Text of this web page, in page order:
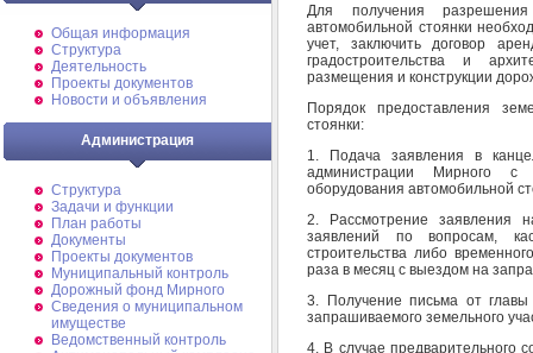
Общая информация
Структура
Деятельность
Проекты документов
Новости и объявления
Администрация
Структура
Задачи и функции
План работы
Документы
Проекты документов
Муниципальный контроль
Дорожный фонд Мирного
Cведения о муниципальном
имуществе
Ведомственный контроль
Для получения
автомобильной стоянки
учет, заключить договор
градостроительства и
размещения и конструкции
Порядок предоставления
стоянки:
1. Подача заявления в
администрации Мирного с
оборудования автомобильной
2. Рассмотрение заявления
заявлений по вопросам,
строительства либо
раза в месяц с выездом на
3. Получение письма от главы
запрашиваемого земельного
4. В случае предварительного